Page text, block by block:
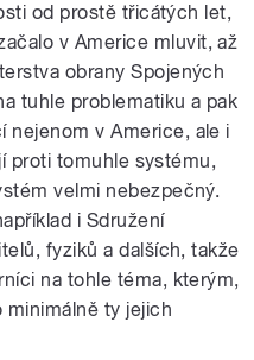
od prostě třicátých let,
v Americe mluvit, až
obrany Spojených
tuhle problematiku a pak
nejenom v Americe, ale i
proti tomuhle systému,
velmi nebezpečný.
i Sdružení
fyziků a dalších, takže
na tohle téma, kterým,
minimálně ty jejich